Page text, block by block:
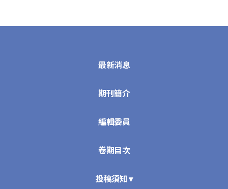
最新消息
期刊簡介
編輯委員
卷期目次
投稿須知 ▾